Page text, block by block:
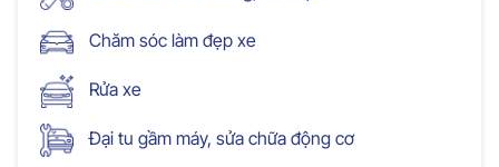
Chăm sóc làm đẹp xe
Rửa xe
Đại tu gầm máy, sửa chữa động cơ